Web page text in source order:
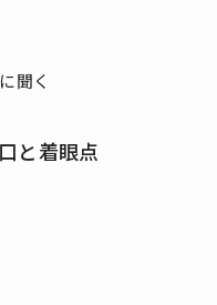
聞く
と着眼点